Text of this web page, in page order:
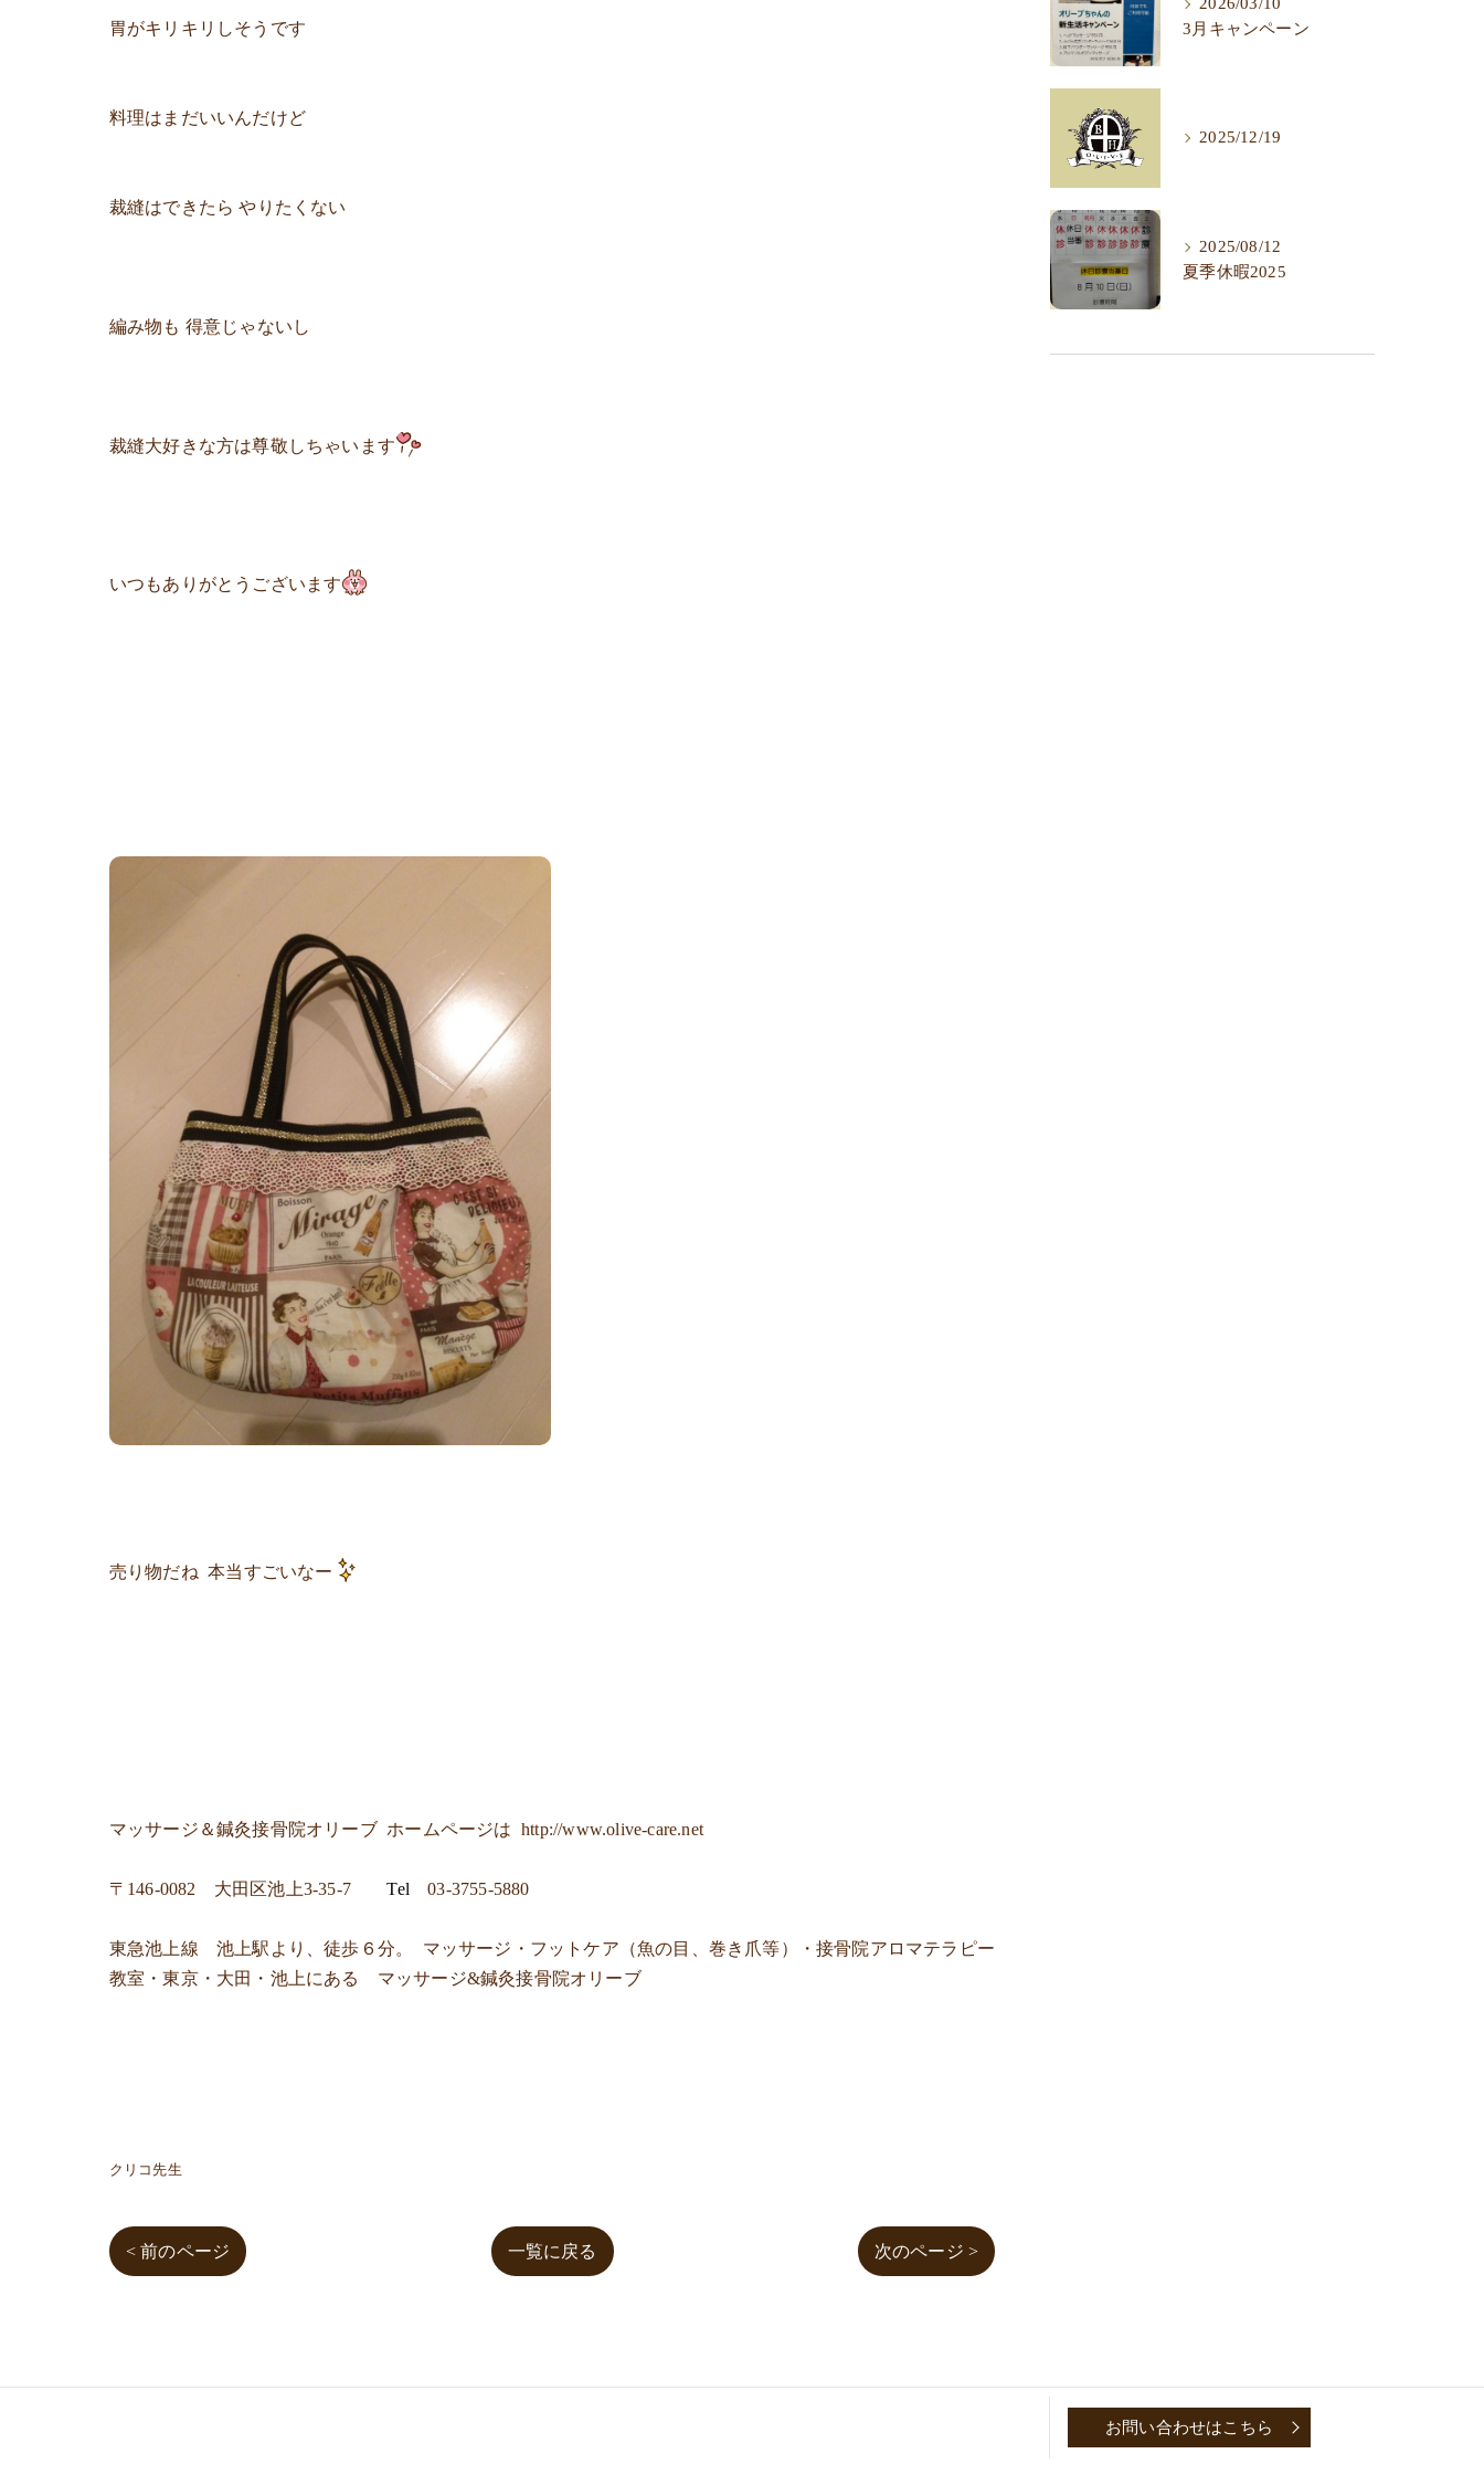
胃がキリキリしそうです
料理はまだいいんだけど
裁縫はできたら やりたくない
編み物も 得意じゃないし
裁縫大好きな方は尊敬しちゃいます
いつもありがとうございます
売り物だね 本当すごいなー
マッサージ＆鍼灸接骨院オリーブ ホームページはhttp://www.olive-care.net
〒146-0082 大田区池上3-35-7 Tel03-3755-5880
東急池上線 池上駅より、徒歩６分。 マッサージ・フットケア（魚の目、巻き爪等）・接骨院アロマテラピー
教室・東京・大田・池上にある マッサージ&鍼灸接骨院オリーブ
クリコ先生
< 前のページ 一覧に戻る 次のページ >
3月キャンペーン
2025/12/19
2025/08/12
夏季休暇2025
お問い合わせはこちら